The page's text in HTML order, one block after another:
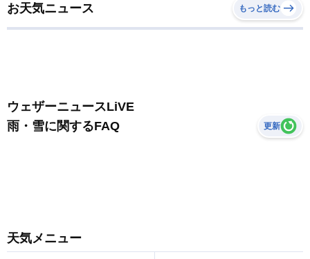
お天気ニュース もっと読む
ウェザーニュースLiVE
雨・雪に関するFAQ
更新
天気メニュー